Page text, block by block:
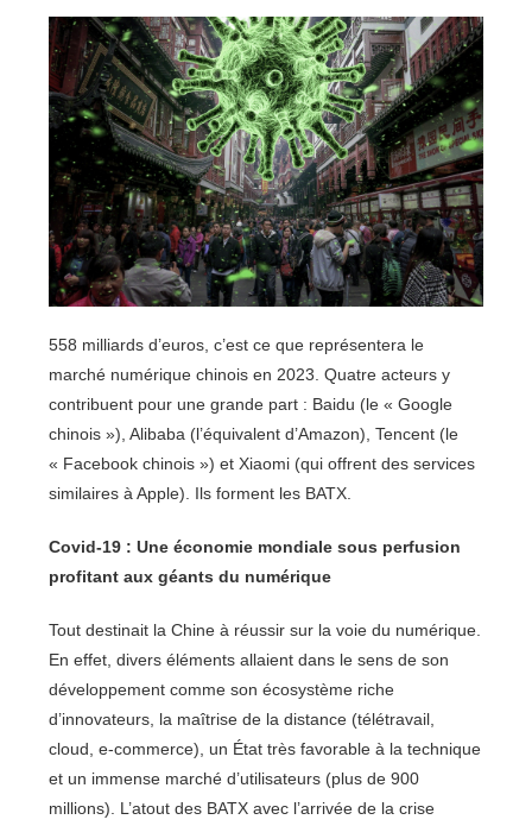
558 milliards d’euros, c’est ce que représentera le
marché numérique chinois en 2023. Quatre acteurs y
contribuent pour une grande part : Baidu (le « Google
chinois »), Alibaba (l’équivalent d’Amazon), Tencent (le
« Facebook chinois ») et Xiaomi (qui offrent des services
similaires à Apple). Ils forment les BATX.
Covid-19 : Une économie mondiale sous perfusion
profitant aux géants du numérique
Tout destinait la Chine à réussir sur la voie du numérique.
En effet, divers éléments allaient dans le sens de son
développement comme son écosystème riche
d’innovateurs, la maîtrise de la distance (télétravail,
cloud, e-commerce), un État très favorable à la technique
et un immense marché d’utilisateurs (plus de 900
millions). L’atout des BATX avec l’arrivée de la crise